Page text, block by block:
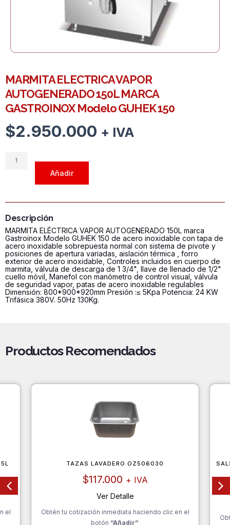
MARMITA ELECTRICA VAPOR
AUTOGENERADO 150L MARCA
GASTROINOX Modelo GUHEK 150
$2.950.000 + IVA
MARMITA
GASTROINOX
Modelo
GUHEK
150
cantidad
Añadir
Descripción
MARMITA ELÉCTRICA VAPOR AUTOGENERADO 150L marca
Gastroinox Modelo GUHEK 150 de acero inoxidable con tapa de
acero inoxidable sobrepuesta normal con sistema de pivote y
posiciones de apertura variadas, aislación térmica , forro
exterior de acero inoxidable, Controles incluidos en cuerpo de
marmita, válvula de descarga de 1 3/4", llave de llenado de 1/2"
cuello móvil, Manefol con manómetro de control visual, válvula
de seguridad vapor, patas de acero inoxidable regulables
Dimensión: 800*900*920mm Presión :≤ 5Kpa Potencia: 24 KW
Trifásica 380V. 50Hz 130Kg.
Productos Recomendados
el
TAZAS LAVADERO OZ506030
$117.000 + IVA
Ver Detalle
Obtén tu cotización inmediata haciendo clic en el
botón “Añadir”